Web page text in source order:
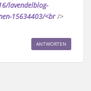
lavendelblog-
15634403/<br/>
ANTWORTEN